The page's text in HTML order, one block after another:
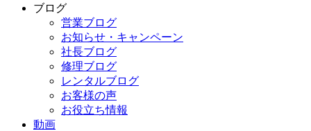
ブログ
営業ブログ
お知らせ・キャンペーン
社長ブログ
修理ブログ
レンタルブログ
お客様の声
お役立ち情報
動画